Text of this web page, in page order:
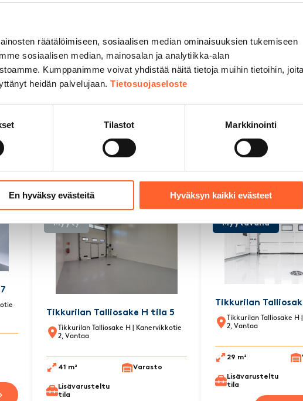
räätälöimiseen, sosiaalisen median ominaisuuksien tukemiseen
sosiaalisen median, mainosalan ja analytiikka-alan
Kumppanimme voivat yhdistää näitä tietoja muihin tietoihin,
heidän palvelujaan. Tietosuojaseloste
Tilastot Markkinointi
En hyväksy evästeitä Hyväksyn kaikki evästeet
kuluja
Lue lisää
tilatkohteessa
Myyty
Tikkurilan Talliosake H tila 5
Tikkurilan Talliosake H
| Kanervikkotie
2, Vantaa
41 m² Varasto
Lisävarusteltu
tila
Myytävänä
Tikkurilan
Tikkurilan Talliosake H
2, Vantaa
29 m²
Lisävarusteltu
tila